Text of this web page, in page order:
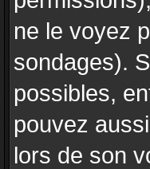
ne le voyez
sondages).
possibles,
pouvez
lors de son